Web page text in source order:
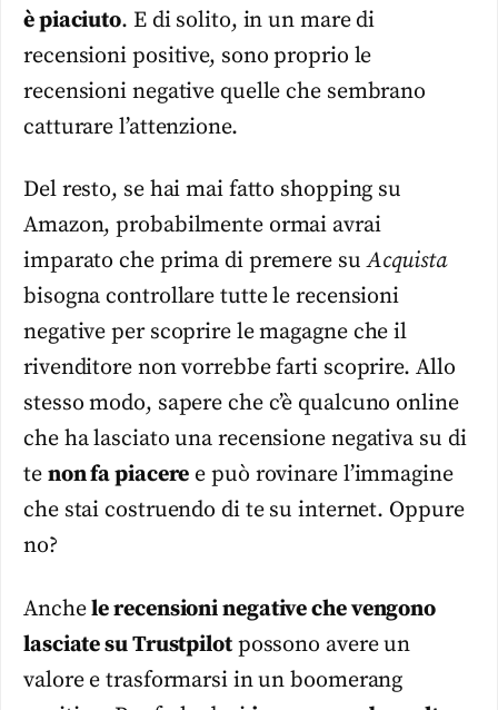
è piaciuto. E di solito, in un mare di
recensioni positive, sono proprio le
recensioni negative quelle che sembrano
catturare l’attenzione.
Del resto, se hai mai fatto shopping su
Amazon, probabilmente ormai avrai
imparato che prima di premere suAcquista
bisogna controllare tutte le recensioni
negative per scoprire le magagne che il
rivenditore non vorrebbe farti scoprire. Allo
stesso modo, sapere che c’è qualcuno online
che ha lasciato una recensione negativa su di
te non fa piacere e può rovinare l’immagine
che stai costruendo di te su internet. Oppure
no?
Anchele recensioni negative che vengono
lasciate su Trustpilotpossono avere un
valore e trasformarsi in un boomerang